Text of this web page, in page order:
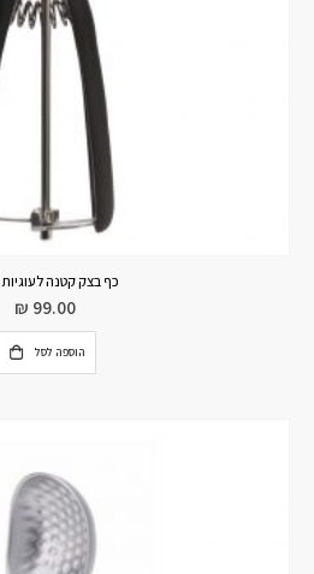
כף בצק קטנה לעוגיות OXO
₪ 99.00
הוספה לסל